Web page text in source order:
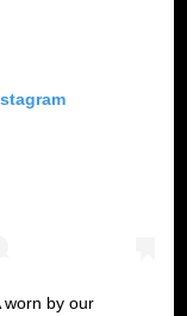
worn by our